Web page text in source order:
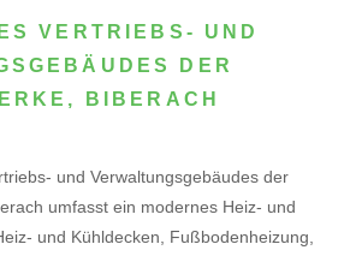
VERTRIEBS- UND
DER
BIBERACH
und Verwaltungsgebäudes der
umfasst ein modernes Heiz- und
und Kühldecken, Fußbodenheizung,